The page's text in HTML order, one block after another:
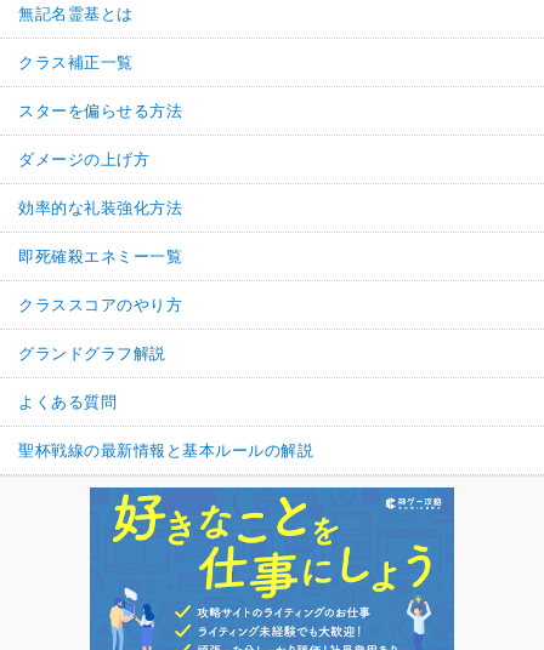
無記名霊基とは
クラス補正一覧
スターを偏らせる方法
ダメージの上げ方
効率的な礼装強化方法
即死確殺エネミー一覧
クラススコアのやり方
グランドグラフ解説
よくある質問
聖杯戦線の最新情報と基本ルールの解説